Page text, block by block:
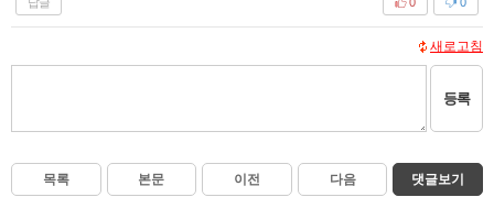
새로고침
등록
목록 본문 이전 다음 댓글보기